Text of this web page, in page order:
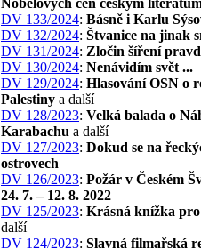
DV 133/2024: Básně i Karlu
DV 132/2024: Štvanice na jinak
DV 131/2024: Zločin šíření
DV 130/2024: Nenávidím svět ...
DV 129/2024: Hlasování OSN o
Palestiny a další
DV 128/2023: Velká balada o
Karabachu a další
DV 127/2023: Dokud se na
ostrovech
DV 126/2023: Požár v Českém
24. 7. – 12. 8. 2022
DV 125/2023: Krásná knížka
další
DV 124/2023: Slavná filmařská